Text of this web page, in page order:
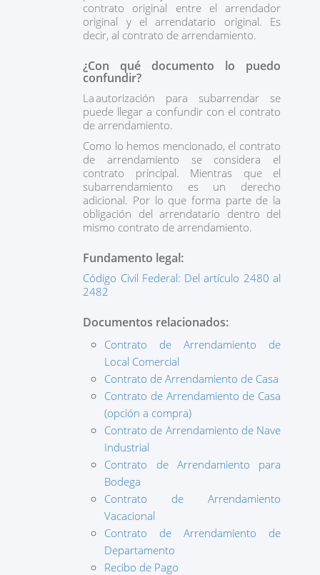
contrato original entre el arrendador
original y el arrendatario original. Es
decir, al contrato de arrendamiento.
¿Con qué documento lo puedo
confundir?
La autorización para subarrendar se
puede llegar a confundir con el contrato
de arrendamiento.
Como lo hemos mencionado, el contrato
de arrendamiento se considera el
contrato principal. Mientras que el
subarrendamiento es un derecho
adicional. Por lo que forma parte de la
obligación del arrendatario dentro del
mismo contrato de arrendamiento.
Fundamento legal:
Código Civil Federal: Del artículo 2480 al
2482
Documentos relacionados:
Contrato de Arrendamiento de
Local Comercial
Contrato de Arrendamiento de Casa
Contrato de Arrendamiento de Casa
(opción a compra)
Contrato de Arrendamiento de Nave
Industrial
Contrato de Arrendamiento para
Bodega
Contrato de Arrendamiento
Vacacional
Contrato de Arrendamiento de
Departamento
Recibo de Pago